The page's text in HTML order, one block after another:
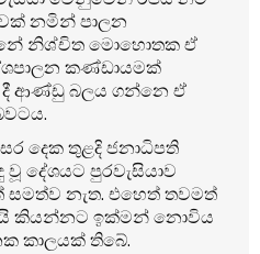
නමින් පාලන
නිශ්චිත මොහොතක ඒ
කණ්ඩායමක්
දී ආණ්ඩු බලය ගන්නෙ ඒ
දෙක තුළදි ජනාධිපති
දේශයට පුරවැසියාව
සමත්ව නැත. එහෙත් තවමත්
කියන්නට ඉක්මන් නොවිය
කාලයක් තිබේ.